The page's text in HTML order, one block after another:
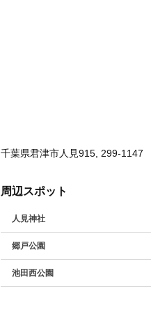
千葉県君津市人見915, 299-1147
周辺スポット
人見神社
郷戸公園
池田西公園